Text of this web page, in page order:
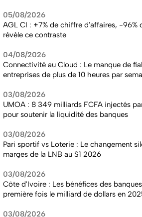
05/08/2026
AGL CI : +7% de chiffre d'affaires, -96%
révèle ce contraste
04/08/2026
Connectivité au Cloud : Le manque de
entreprises de plus de 10 heures par
03/08/2026
UMOA : 8 349 milliards FCFA injectés
pour soutenir la liquidité des banques
03/08/2026
Pari sportif vs Loterie : Le changement
marges de la LNB au S1 2026
03/08/2026
Côte d'Ivoire : Les bénéfices des
première fois le milliard de dollars en
03/08/2026